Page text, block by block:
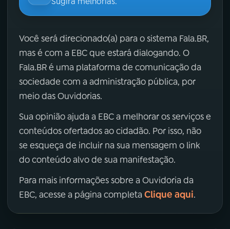
Você será direcionado(a) para o sistema Fala.BR,
mas é com a EBC que estará dialogando. O
Fala.BR é uma plataforma de comunicação da
sociedade com a administração pública, por
meio das Ouvidorias.
Sua opinião ajuda a EBC a melhorar os serviços e
conteúdos ofertados ao cidadão. Por isso, não
se esqueça de incluir na sua mensagem o link
do conteúdo alvo de sua manifestação.
Para mais informações sobre a Ouvidoria da
EBC, acesse a página completa Clique aqui.